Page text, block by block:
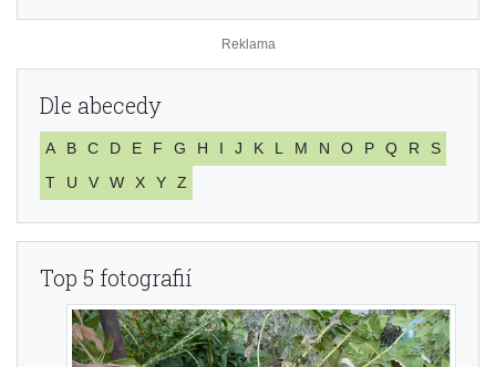
Dle abecedy
A B C D E F G H I J K L M N O P Q R
S
T
U V W X Y Z
Top 5 fotografií